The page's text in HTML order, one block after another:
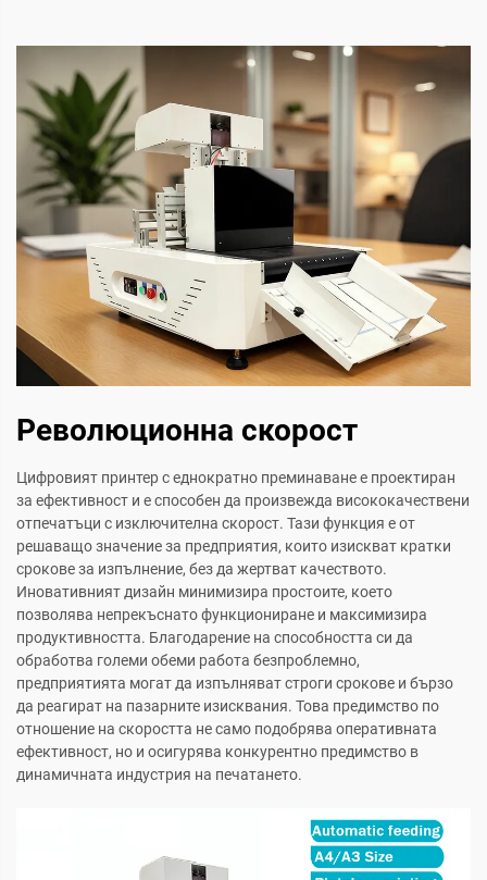
Революционна скорост
Цифровият принтер с еднократно преминаване е проектиран
за ефективност и е способен да произвежда висококачествени
отпечатъци с изключителна скорост. Тази функция е от
решаващо значение за предприятия, които изискват кратки
срокове за изпълнение, без да жертват качеството.
Иновативният дизайн минимизира простоите, което
позволява непрекъснато функциониране и максимизира
продуктивността. Благодарение на способността си да
обработва големи обеми работа безпроблемно,
предприятията могат да изпълняват строги срокове и бързо
да реагират на пазарните изисквания. Това предимство по
отношение на скоростта не само подобрява оперативната
ефективност, но и осигурява конкурентно предимство в
динамичната индустрия на печатането.